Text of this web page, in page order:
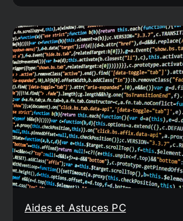
Aides et Astuces PC